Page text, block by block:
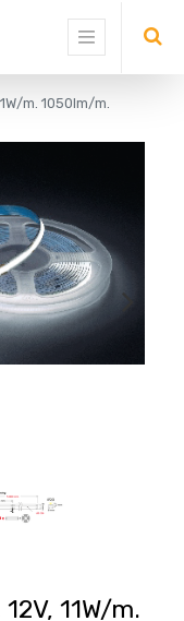
m. 1050lm/m.
11W/m.